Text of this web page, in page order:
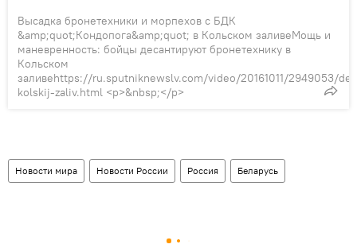
Высадка бронетехники и морпехов с БДК
&amp;quot;Кондопога&amp;quot; в Кольском заливеМощь и
маневренность: бойцы десантируют бронетехнику в
Кольском
заливеhttps://ru.sputniknewslv.com/video/20161011/2949053/
kolskij-zaliv.html <p>&nbsp;</p>
Новости мира Новости России Россия Беларусь